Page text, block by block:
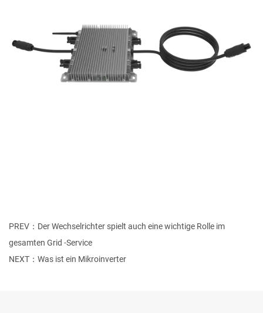
PREV：Der Wechselrichter spielt auch eine wichtige Rolle im
gesamten Grid -Service
NEXT：Was ist ein Mikroinverter